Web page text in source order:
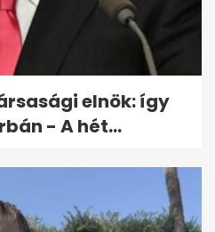
elnök: így
- A hét...